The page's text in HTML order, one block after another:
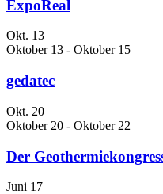
ExpoReal
Okt. 13
Oktober 13 - Oktober 15
gedatec
Okt. 20
Oktober 20 - Oktober 22
Der
Juni 17